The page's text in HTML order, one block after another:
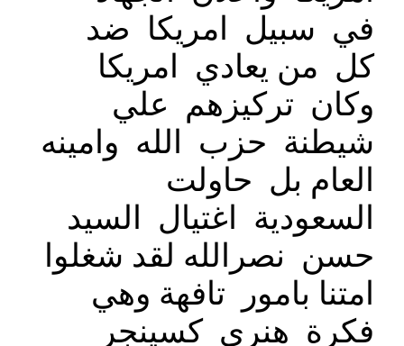
في سبيل امريكا ضد
كل من يعادي امريكا
وكان تركيزهم علي
شيطنة حزب الله وامينه
العام بل حاولت
السعودية اغتيال السيد
حسن نصرالله لقد شغلوا
امتنا بامور تافهة وهي
فكرة هنري كسينجر